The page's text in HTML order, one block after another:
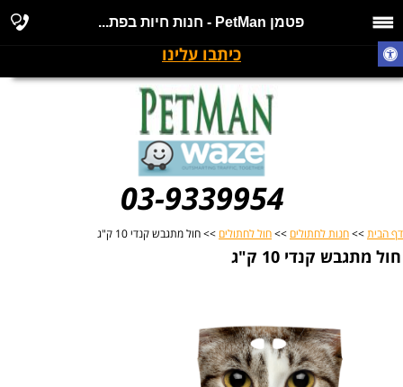
פטמן PetMan - חנות חיות בפת...
כיתבו עלינו
03-9339954
דף הבית >> חנות לחתולים >> חול לחתולים >> חול מתגבש קנדי 10 ק"ג
חול מתגבש קנדי 10 ק"ג